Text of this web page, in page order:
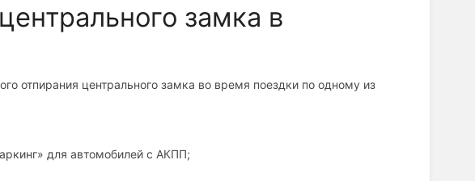
замка в
отпирания центрального замка во время поездки по одному из
для автомобилей с АКПП;